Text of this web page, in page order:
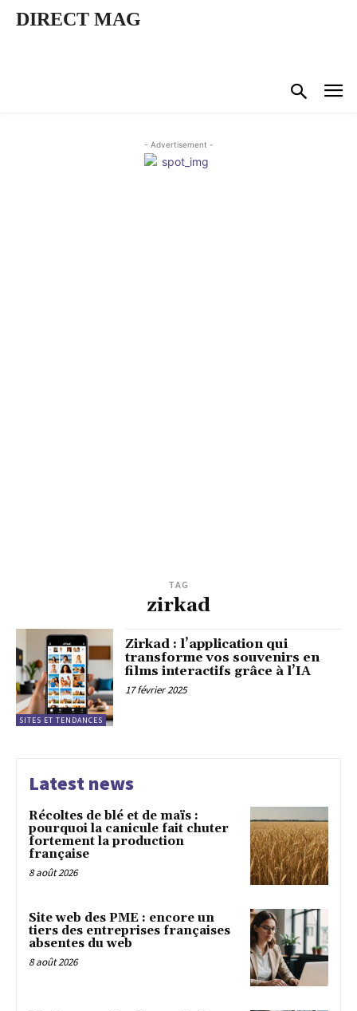
DIRECT MAG
- Advertisement -
TAG
zirkad
SITES ET TENDANCES
Zirkad : l’application qui
transforme vos souvenirs en
films interactifs grâce à l’IA
17 février 2025
Latest news
Récoltes de blé et de maïs :
pourquoi la canicule fait chuter
fortement la production
française
8 août 2026
Site web des PME : encore un
tiers des entreprises françaises
absentes du web
8 août 2026